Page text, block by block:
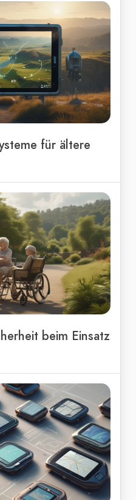
für ältere
beim Einsatz